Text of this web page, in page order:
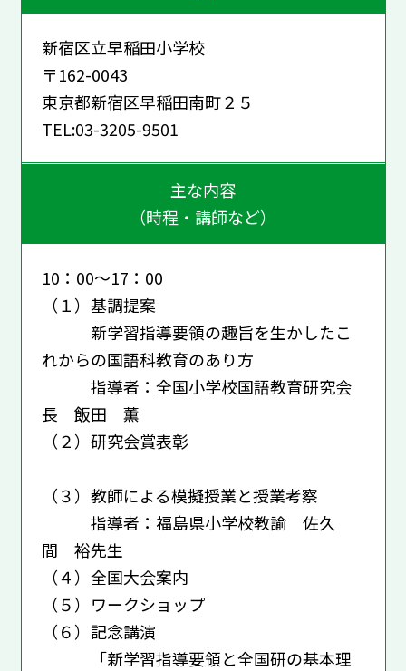
新宿区立早稲田小学校
〒162-0043
東京都新宿区早稲田南町２５
TEL:03-3205-9501
主な内容
（時程・講師など）
10：00～17：00
（１）基調提案
新学習指導要領の趣旨を生かしたこ
れからの国語科教育のあり方
指導者：全国小学校国語教育研究会
長 飯田 薫
（２）研究会賞表彰
（３）教師による模擬授業と授業考察
指導者：福島県小学校教諭 佐久
間 裕先生
（４）全国大会案内
（５）ワークショップ
（６）記念講演
「新学習指導要領と全国研の基本理